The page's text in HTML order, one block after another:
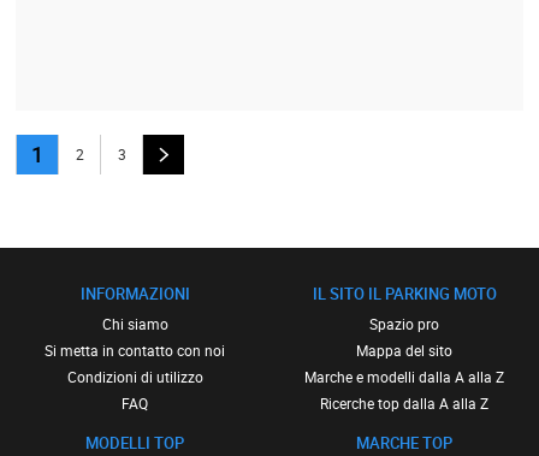
1 2 3
INFORMAZIONI
Chi siamo
Si metta in contatto con noi
Condizioni di utilizzo
FAQ
MODELLI TOP
IL SITO IL PARKING MOTO
Spazio pro
Mappa del sito
Marche e modelli dalla A alla Z
Ricerche top dalla A alla Z
MARCHE TOP